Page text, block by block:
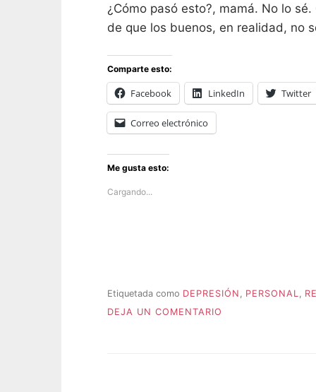
¿Cómo pasó esto?, mamá. No lo
de que los buenos, en realidad, no
Comparte esto:
Facebook LinkedIn Twitter
Correo electrónico
Me gusta esto:
Cargando...
P
u
Etiquetada como DEPRESIÓN PERSONAL
DEJA UN COMENTARIO